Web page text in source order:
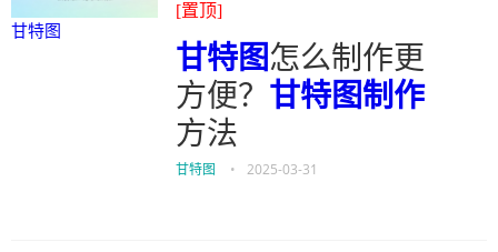
甘特图
[置顶]
甘特图怎么制作更
方便？ 甘特图制作
方法
甘特图 • 2025-03-31